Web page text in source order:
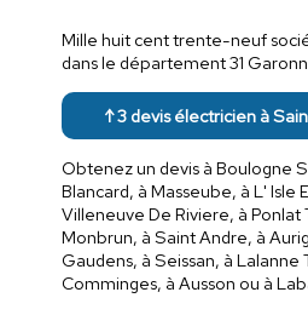
Mille huit cent trente-neuf
dans le département 31
↑ 3 devis électricien à
Obtenez un devis à Boulogne
Blancard, à Masseube, à L' Isle
Villeneuve De Riviere, à
Monbrun, à Saint Andre, à
Gaudens, à Seissan, à
Comminges, à Ausson ou à